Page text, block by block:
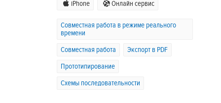
iPhone Онлайн сервис
Совместная работа в режиме реального
времени
Совместная работа
Экспорт в PDF
Прототипирование
Схемы последовательности